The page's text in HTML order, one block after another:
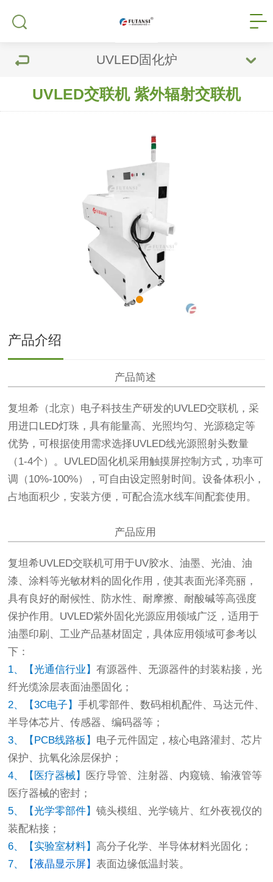
UVLED固化炉
UVLED交联机 紫外辐射交联机
产品介绍
产品简述
复坦希（北京）电子科技生产研发的UVLED交联机，采
用进口LED灯珠，具有能量高、光照均匀、光源稳定等
优势，可根据使用需求选择UVLED线光源照射头数量
（1-4个）。 UVLED固化机采用触摸屏控制方式，功率可
调（10%-100%），可自由设定照射时间。设备体积小，
占地面积少，安装方便，可配合流水线车间配套使用。
产品应用
复坦希UVLED交联机可用于UV胶水、油墨、光油、油
漆、涂料等光敏材料的固化作用，使其表面光泽亮丽，
具有良好的耐候性、防水性、耐摩擦、耐酸碱等高强度
保护作用。 UVLED紫外固化光源应用领域广泛，适用于
油墨印刷、工业产品基材固定，具体应用领域可参考以
下：
1、【光通信行业】有源器件、无源器件的封装粘接 ，光
纤光缆涂层表面油墨固化；
2、【3C电子】手机零部件、数码相机配件、马达元件、
半导体芯片、传感器、编码器等；
3、【PCB线路板】 电子元件固定，核心电路灌封、芯片
保护、抗氧化涂层保护；
4、【医疗器械】 医疗导管、注射器、内窥镜、输液管等
医疗器械的密封；
5、【光学零部件】镜头模组、光学镜片、红外夜视仪的
装配粘接；
6、【实验室材料】高分子化学、半导体材料光固化；
7、
【液晶显示屏】表面边缘低温封装。